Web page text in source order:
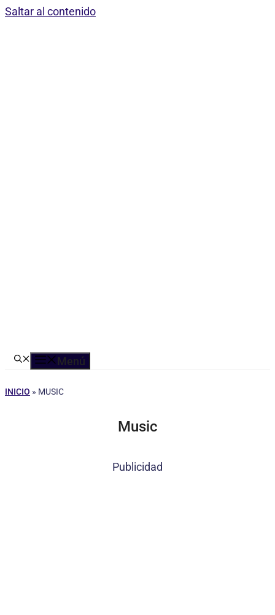
Saltar al contenido
Menú
INICIO » MUSIC
Music
Publicidad